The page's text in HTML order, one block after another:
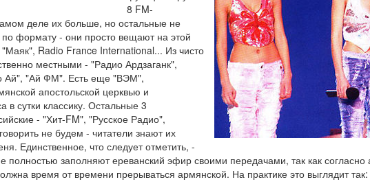
8 FM-
деле их больше, но остальные не
формату - они просто вещают на этой
Radio France International... Из чисто
местными - "Радио Ардзаганк",
Ай", "Ай ФМ". Есть еще "ВЭМ",
апостольской церквью и
сутки классику. Остальные 3
- "Хит-FM", "Русское Радио",
не будем - читатели знают их
Единственное, что следует отметить, -
полностью заполняют ереванский эфир своими передачами, так как
время от времени прерываться армянской. На практике это выглядит